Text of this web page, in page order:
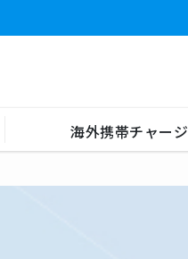
海外携帯チャージ